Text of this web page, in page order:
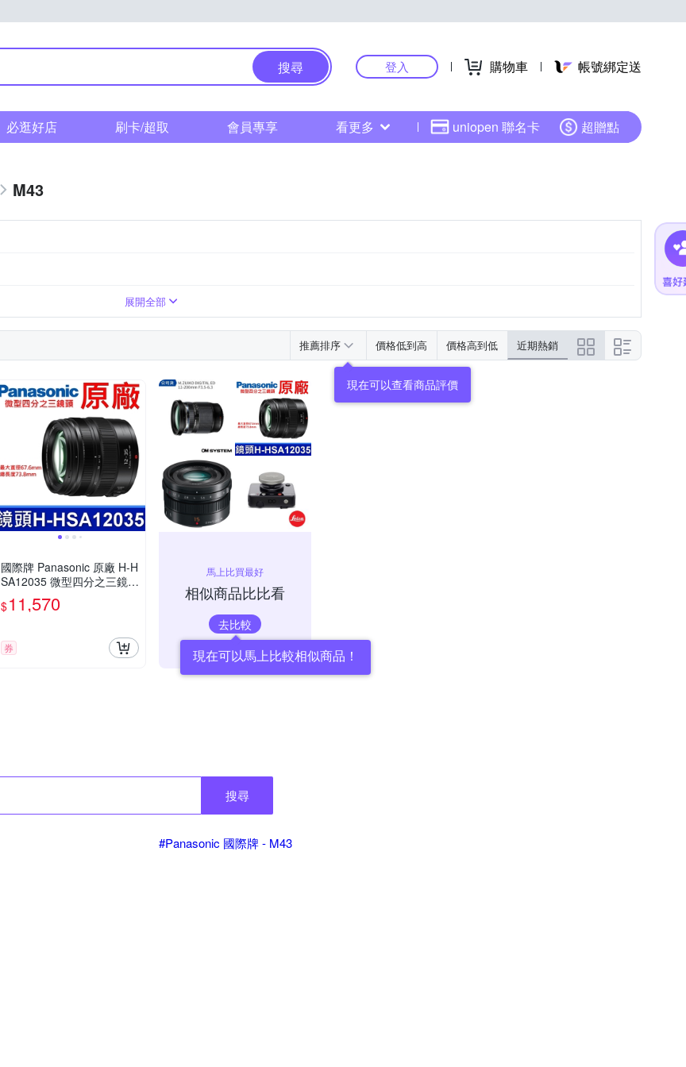
搜尋 登入 購物車 帳號綁定送
必逛好店 刷卡/超取 會員專享 看更多 uniopen 聯名卡 超贈點
M43
展開全部
推薦排序 價格低到高 價格高到低 近期熱銷
現在可以查看商品評價
國際牌 Panasonic 原廠 H-H
SA12035 微型四分之三鏡頭
LUMIX G X VARIO 12-35m
m 相機
$11,570
券
馬上比買最好
相似商品比比看
去比較
現在可以馬上比較相似商品！
搜尋
#Panasonic 國際牌 - M43